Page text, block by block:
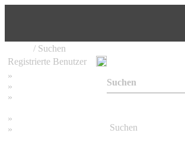
/ Suchen
Registrierte Benutzer
»
»
»
»
»
Suchen
Suchen